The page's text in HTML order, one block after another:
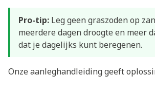
Pro-tip: Leg geen graszoden op
meerdere dagen droogte en meer
dat je dagelijks kunt beregenen.
Onzeaanleghandleidinggeeft